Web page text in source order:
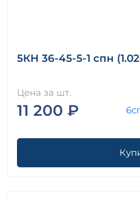
5КН 36-45-5-1 спн
Цена за шт.
11 200 ₽